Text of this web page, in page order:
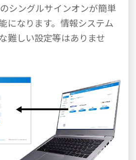
シングルサインオンが簡単
になります。情報システム
難しい設定等はありませ